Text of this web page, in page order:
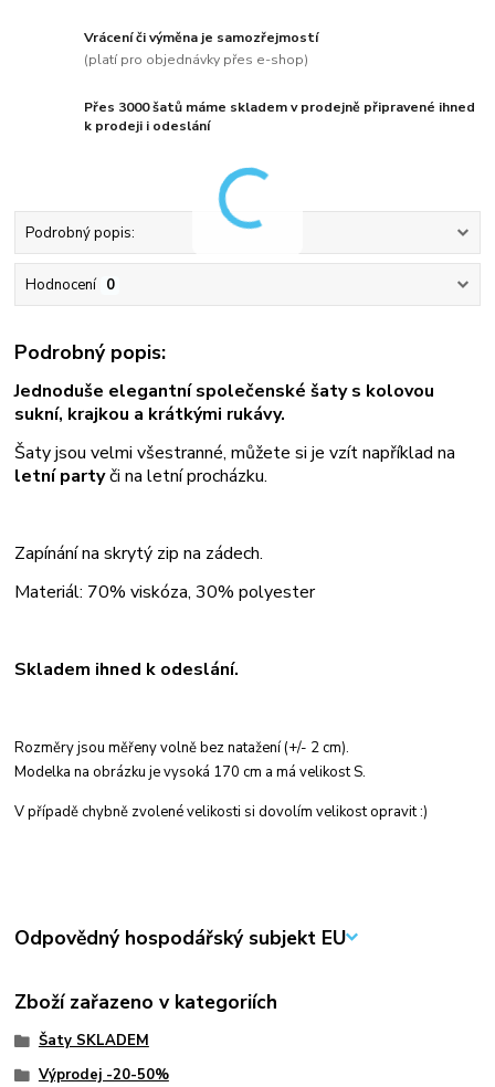
Vrácení či výměna je samozřejmostí
(platí pro objednávky přes e-shop)
Přes 3000 šatů máme skladem v prodejně připravené ihned
k prodeji i odeslání
Podrobný popis:
Hodnocení 0
Podrobný popis:
Jednoduše elegantní společenské šaty s kolovou
sukní, krajkou a krátkými rukávy.
Šaty jsou velmi všestranné, můžete si je vzít například na
letní partyči na letní procházku.
Zapínání na skrytý zip na zádech.
Materiál: 70% viskóza, 30% polyester
Skladem ihned k odeslání.
Rozměry jsou měřeny volně bez natažení (+/- 2 cm).
Modelka na obrázku je vysoká 170 cm a má velikost S.
V případě chybně zvolené velikosti si dovolím velikost opravit :)
Odpovědný hospodářský subjekt EU
Zboží zařazeno v kategoriích
Šaty SKLADEM
Výprodej -20-50%